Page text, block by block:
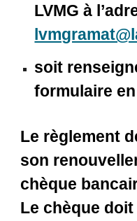
LVMG à
soit
formulaire
Le règlement
son
chèque
Le chèque